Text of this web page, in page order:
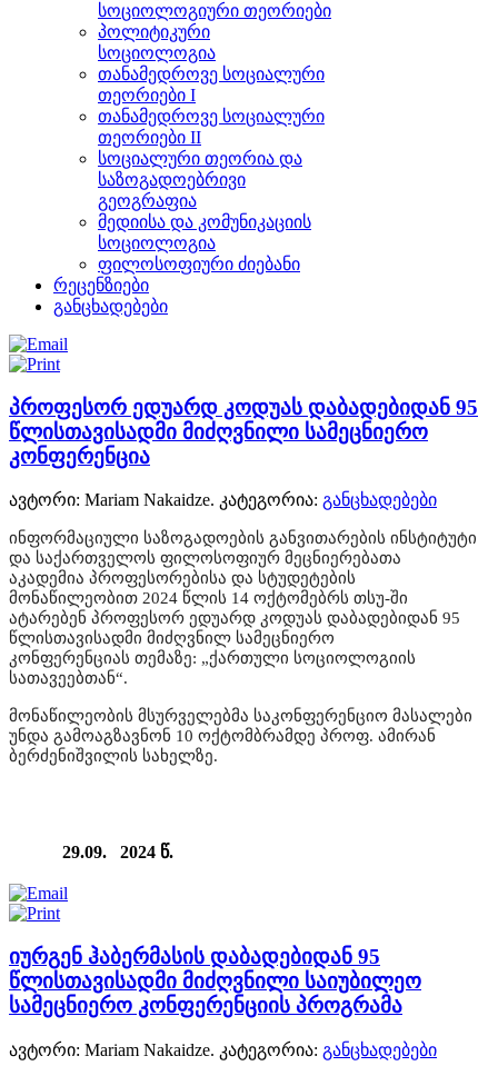
სოციოლოგიური თეორიები
პოლიტიკური
სოციოლოგია
თანამედროვე სოციალური
თეორიები I
თანამედროვე სოციალური
თეორიები II
სოციალური თეორია და
საზოგადოებრივი
გეოგრაფია
მედიისა და კომუნიკაციის
სოციოლოგია
ფილოსოფიური ძიებანი
რეცენზიები
განცხადებები
პროფესორ ედუარდ კოდუას დაბადებიდან 95
წლისთავისადმი მიძღვნილი სამეცნიერო
კონფერენცია
ავტორი: Mariam Nakaidze. კატეგორია: განცხადებები
ინფორმაციული საზოგადოების განვითარების ინსტიტუტი
და საქართველოს ფილოსოფიურ მეცნიერებათა
აკადემია პროფესორებისა და სტუდეტების
მონაწილეობით 2024 წლის 14 ოქტომებრს თსუ-ში
ატარებენ პროფესორ ედუარდ კოდუას დაბადებიდან 95
წლისთავისადმი მიძღვნილ სამეცნიერო
კონფერენციას თემაზე: „ქართული სოციოლოგიის
სათავეებთან“.
მონაწილეობის მსურველებმა საკონფერენციო მასალები
უნდა გამოაგზავნონ 10 ოქტომბრამდე პროფ. ამირან
ბერძენიშვილის სახელზე.
29.09. 2024 წ.
იურგენ ჰაბერმასის დაბადებიდან 95
წლისთავისადმი მიძღვნილი საიუბილეო
სამეცნიერო კონფერენციის პროგრამა
ავტორი: Mariam Nakaidze. კატეგორია: განცხადებები